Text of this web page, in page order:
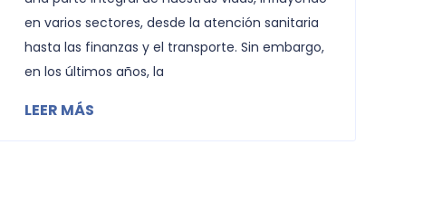
en varios sectores, desde la atención sanitaria
hasta las finanzas y el transporte. Sin embargo,
en los últimos años, la
LEER MÁS